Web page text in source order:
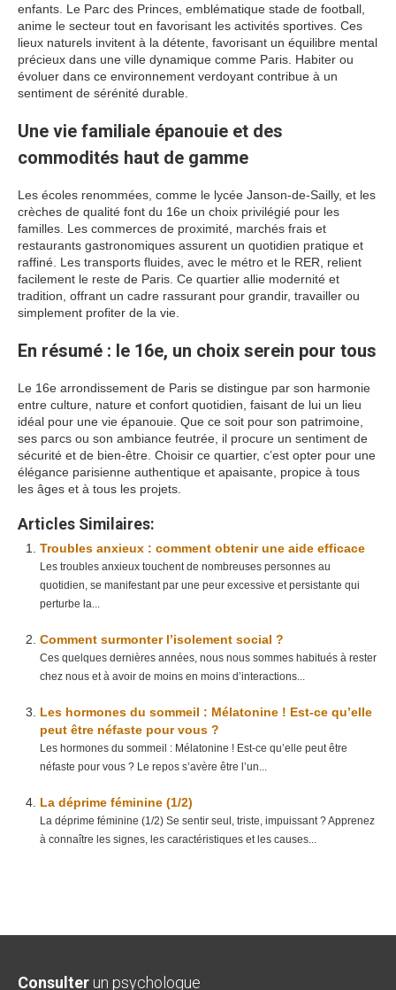
enfants. Le Parc des Princes, emblématique stade de football,
anime le secteur tout en favorisant les activités sportives. Ces
lieux naturels invitent à la détente, favorisant un équilibre mental
précieux dans une ville dynamique comme Paris. Habiter ou
évoluer dans ce environnement verdoyant contribue à un
sentiment de sérénité durable.
Une vie familiale épanouie et des
commodités haut de gamme
Les écoles renommées, comme le lycée Janson-de-Sailly, et les
crèches de qualité font du 16e un choix privilégié pour les
familles. Les commerces de proximité, marchés frais et
restaurants gastronomiques assurent un quotidien pratique et
raffiné. Les transports fluides, avec le métro et le RER, relient
facilement le reste de Paris. Ce quartier allie modernité et
tradition, offrant un cadre rassurant pour grandir, travailler ou
simplement profiter de la vie.
En résumé : le 16e, un choix serein pour tous
Le 16e arrondissement de Paris se distingue par son harmonie
entre culture, nature et confort quotidien, faisant de lui un lieu
idéal pour une vie épanouie. Que ce soit pour son patrimoine,
ses parcs ou son ambiance feutrée, il procure un sentiment de
sécurité et de bien-être. Choisir ce quartier, c’est opter pour une
élégance parisienne authentique et apaisante, propice à tous
les âges et à tous les projets.
Articles Similaires:
Troubles anxieux : comment obtenir une aide efficace
Les troubles anxieux touchent de nombreuses personnes au
quotidien, se manifestant par une peur excessive et persistante qui
perturbe la...
Comment surmonter l’isolement social ?
Ces quelques dernières années, nous nous sommes habitués à rester
chez nous et à avoir de moins en moins d’interactions...
Les hormones du sommeil : Mélatonine ! Est-ce qu’elle
peut être néfaste pour vous ?
Les hormones du sommeil : Mélatonine ! Est-ce qu’elle peut être
néfaste pour vous ? Le repos s’avère être l’un...
La déprime féminine (1/2)
La déprime féminine (1/2) Se sentir seul, triste, impuissant ? Apprenez
à connaître les signes, les caractéristiques et les causes...
Consulter un psychologue